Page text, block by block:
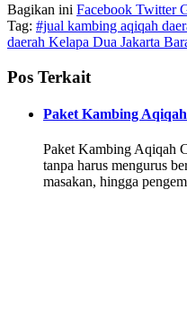
Bagikan ini Facebook Twitter
Tag: #jual kambing aqiqah
daerah Kelapa Dua Jakarta
Pos Terkait
Paket Kambing
Paket Kambing Aqiqah
tanpa harus mengurus
masakan, hingga